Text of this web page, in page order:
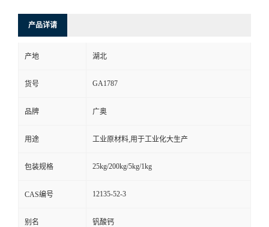
产品详请
产地 湖北
货号 GA1787
品牌 广奥
用途 工业原材料,用于工业化大生产
包装规格 25kg/200kg/5kg/1kg
CAS编号 12135-52-3
别名 钒酸钙